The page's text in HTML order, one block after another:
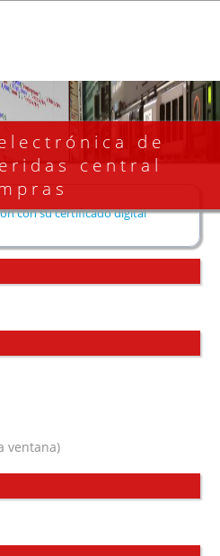
de
central
con su certificado digital
ventana)